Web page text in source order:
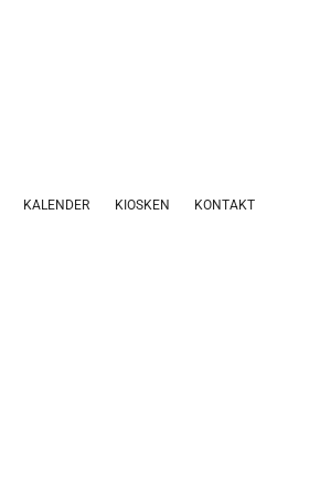
KALENDER KIOSKEN KONTAKT